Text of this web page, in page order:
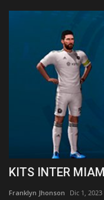
KITS INTER
Franklyn Jhonson Dic 1, 2023